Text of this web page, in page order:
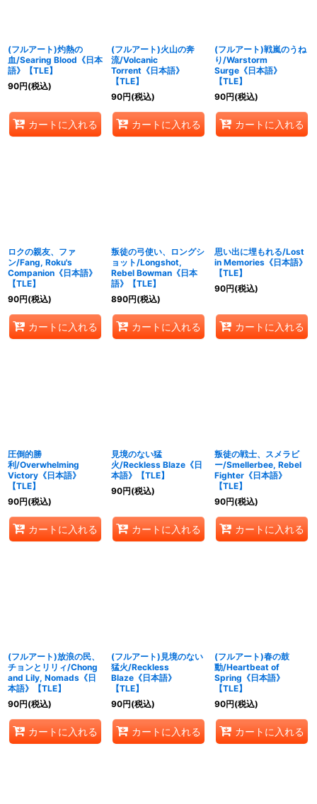
(フルアート)灼熱の
血/Searing Blood《日本
語》【TLE】
90円(税込)
カートに入れる
(フルアート)火山の奔
流/Volcanic
Torrent《日本語》
【TLE】
90円(税込)
カートに入れる
(フルアート)戦嵐のうね
り/Warstorm
Surge《日本語》
【TLE】
90円(税込)
カートに入れる
ロクの親友、ファ
ン/Fang, Roku's
Companion《日本語》
【TLE】
90円(税込)
カートに入れる
叛徒の弓使い、ロングシ
ョット/Longshot,
Rebel Bowman《日本
語》【TLE】
890円(税込)
カートに入れる
思い出に埋もれる/Lost
in Memories《日本語》
【TLE】
90円(税込)
カートに入れる
圧倒的勝
利/Overwhelming
Victory《日本語》
【TLE】
90円(税込)
カートに入れる
見境のない猛
火/Reckless Blaze《日
本語》【TLE】
90円(税込)
カートに入れる
叛徒の戦士、スメラビ
ー/Smellerbee, Rebel
Fighter《日本語》
【TLE】
90円(税込)
カートに入れる
(フルアート)放浪の民、
チョンとリリィ/Chong
and Lily, Nomads《日
本語》【TLE】
90円(税込)
カートに入れる
(フルアート)見境のない
猛火/Reckless
Blaze《日本語》
【TLE】
90円(税込)
カートに入れる
(フルアート)春の鼓
動/Heartbeat of
Spring《日本語》
【TLE】
90円(税込)
カートに入れる